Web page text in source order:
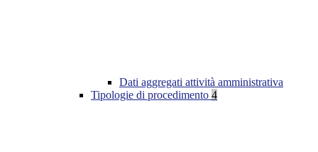
Dati aggregati attività amministrativa
Tipologie di procedimento 4